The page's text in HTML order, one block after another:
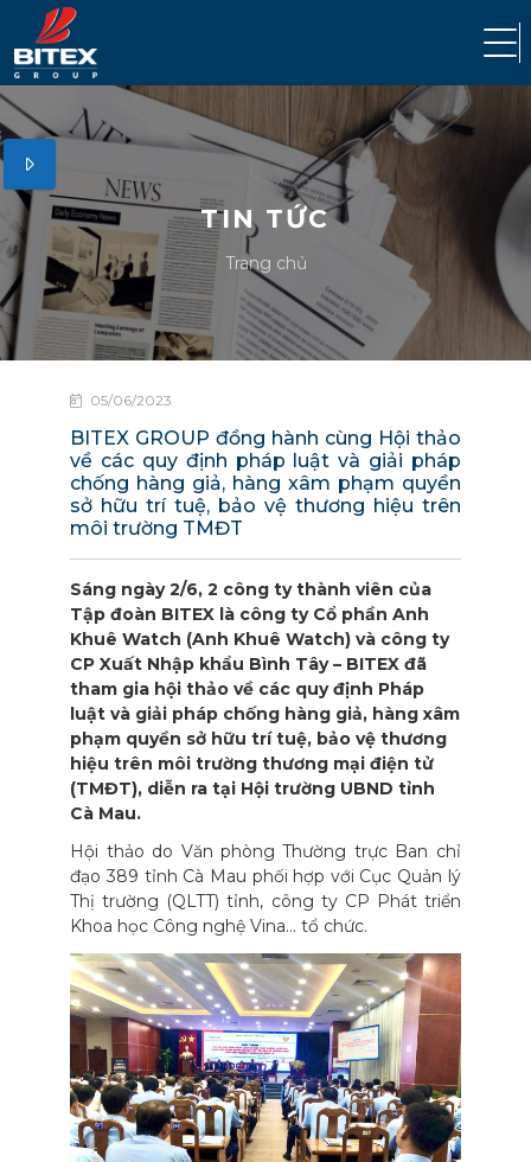
TIN TỨC
Trang chủ
05/06/2023
BITEX GROUP đồng hành cùng Hội thảo
về các quy định pháp luật và giải pháp
chống hàng giả, hàng xâm phạm quyền
sở hữu trí tuệ, bảo vệ thương hiệu trên
môi trường TMĐT
Sáng ngày 2/6, 2 công ty thành viên của
Tập đoàn BITEX là công ty Cổ phần Anh
Khuê Watch (Anh Khuê Watch) và công ty
CP Xuất Nhập khẩu Bình Tây – BITEX đã
tham gia hội thảo về các quy định Pháp
luật và giải pháp chống hàng giả, hàng xâm
phạm quyền sở hữu trí tuệ, bảo vệ thương
hiệu trên môi trường thương mại điện tử
(TMĐT), diễn ra tại Hội trường UBND tỉnh
Cà Mau.
Hội thảo do Văn phòng Thường trực Ban chỉ
đạo 389 tỉnh Cà Mau phối hợp với Cục Quản lý
Thị trường (QLTT) tỉnh, công ty CP Phát triển
Khoa học Công nghệ Vina… tổ chức.